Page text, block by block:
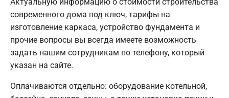
современного дома под ключ, тарифы на
изготовление каркаса, устройство фундамента и
прочие вопросы вы всегда имеете возможность
задать нашим сотрудникам по телефону, который
указан на сайте.
Оплачиваются отдельно: оборудование котельной,